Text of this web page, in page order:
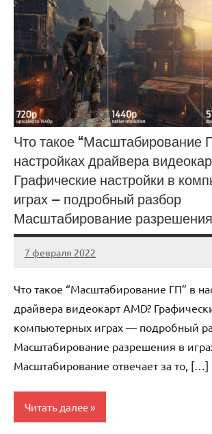
Что такое “Масштабирование
настройках драйвера
Графические настройки в
играх — подробный разбор
Масштабирование разрешения
7 февраля 2022
immo_navi_ru
Нет
Что такое “Масштабирование ГП” в
драйвера видеокарт AMD?
компьютерных играх — подробный
Масштабирование разрешения в
Масштабирование отвечает за то, […]
Читать далее